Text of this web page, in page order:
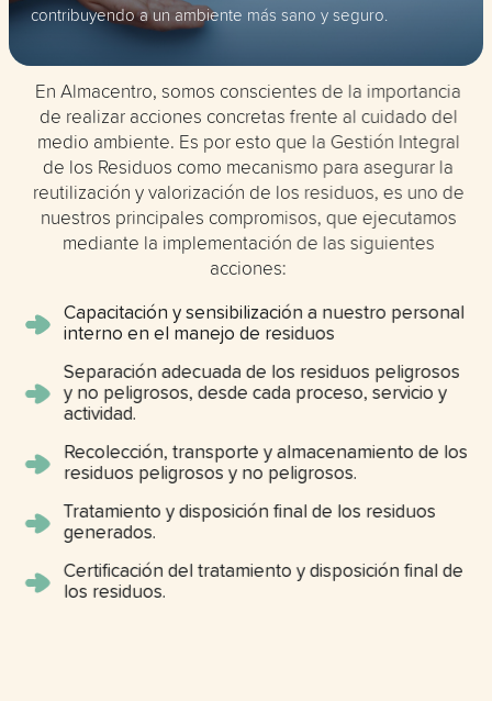
En Almacentro, somos conscientes de la importancia
de realizar acciones concretas frente al cuidado del
medio ambiente. Es por esto que la Gestión Integral
de los Residuos como mecanismo para asegurar la
reutilización y valorización de los residuos, es uno de
nuestros principales compromisos, que ejecutamos
mediante la implementación de las siguientes
acciones:
Capacitación y sensibilización a nuestro personal
interno en el manejo de residuos
Separación adecuada de los residuos peligrosos
y no peligrosos, desde cada proceso, servicio y
actividad.
Recolección, transporte y almacenamiento de los
residuos peligrosos y no peligrosos.
Tratamiento y disposición final de los residuos
generados.
Certificación del tratamiento y disposición final de
los residuos.
contribuyendo a un ambiente más sano y seguro.